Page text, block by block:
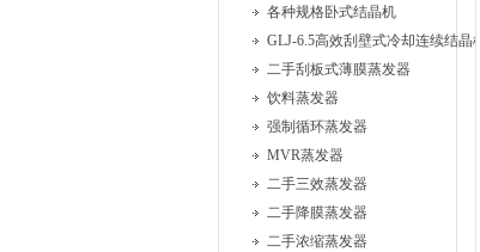
各种规格卧式结晶机
GLJ-6.5高效刮壁式冷却连续结晶机
二手刮板式薄膜蒸发器
饮料蒸发器
强制循环蒸发器
MVR蒸发器
二手三效蒸发器
二手降膜蒸发器
二手浓缩蒸发器